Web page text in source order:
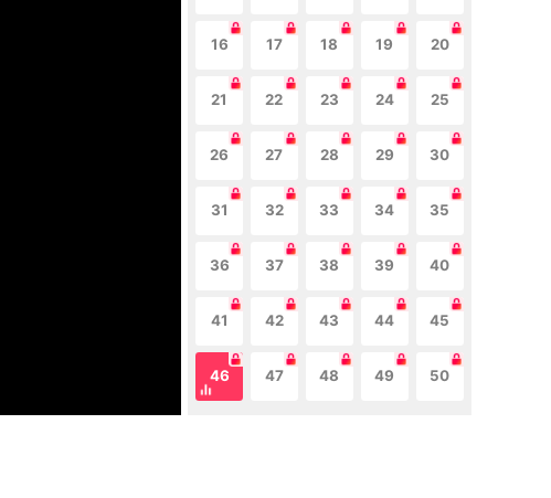
16 17 18 19 20
21 22 23 24 25
26 27 28 29 30
31 32 33 34 35
36 37 38 39 40
41 42 43 44 45
46 47 48 49 50